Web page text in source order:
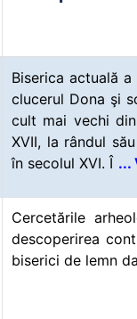
Biserica actuală
clucerul Dona şi
cult mai vechi
XVII, la rândul
în secolul XVI. Î ...
Cercetările
descoperirea
biserici de lemn